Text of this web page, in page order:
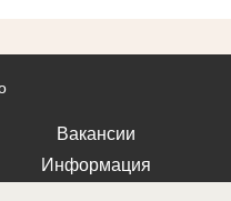
Вакансии
Информация